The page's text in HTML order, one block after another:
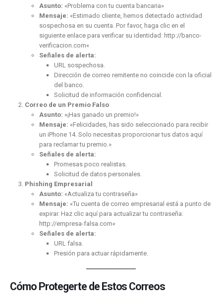
Asunto: «Problema con tu cuenta bancaria»
Mensaje: «Estimado cliente, hemos detectado actividad
sospechosa en su cuenta. Por favor, haga clic en el
siguiente enlace para verificar su identidad:http://banco-
verificacion.com«
Señales de alerta:
URL sospechosa.
Dirección de correo remitente no coincide con la oficial
del banco.
Solicitud de información confidencial.
Correo de un Premio Falso
Asunto: «¡Has ganado un premio!»
Mensaje: «Felicidades, has sido seleccionado para recibir
un iPhone 14. Solo necesitas proporcionar tus datos aquí
para reclamar tu premio.»
Señales de alerta:
Promesas poco realistas.
Solicitud de datos personales.
Phishing Empresarial
Asunto: «Actualiza tu contraseña»
Mensaje: «Tu cuenta de correo empresarial está a punto de
expirar. Haz clic aquí para actualizar tu contraseña:
http://empresa-falsa.com«
Señales de alerta:
URL falsa.
Presión para actuar rápidamente.
Cómo Protegerte de Estos Correos